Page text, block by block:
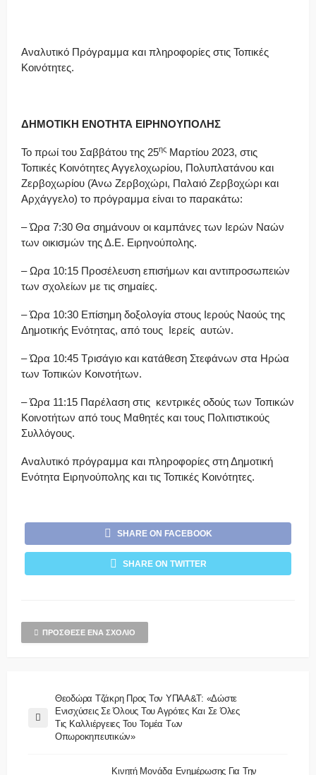
Αναλυτικό Πρόγραμμα και πληροφορίες στις Τοπικές
Κοινότητες.
ΔΗΜΟΤΙΚΗ ΕΝΟΤΗΤΑ ΕΙΡΗΝΟΥΠΟΛΗΣ
Το πρωί του Σαββάτου της 25ης Μαρτίου 2023, στις
Τοπικές Κοινότητες Αγγελοχωρίου, Πολυπλατάνου και
Ζερβοχωρίου (Άνω Ζερβοχώρι, Παλαιό Ζερβοχώρι και
Αρχάγγελο) το πρόγραμμα είναι το παρακάτω:
– Ώρα 7:30 Θα σημάνουν οι καμπάνες των Ιερών Ναών
των οικισμών της Δ.Ε. Ειρηνούπολης.
– Ωρα 10:15 Προσέλευση επισήμων και αντιπροσωπειών
των σχολείων με τις σημαίες.
– Ώρα 10:30 Επίσημη δοξολογία στους Ιερούς Ναούς της
Δημοτικής Ενότητας, από τους Ιερείς αυτών.
– Ώρα 10:45 Τρισάγιο και κατάθεση Στεφάνων στα Ηρώα
των Τοπικών Κοινοτήτων.
– Ώρα 11:15 Παρέλαση στις κεντρικές οδούς των Τοπικών
Κοινοτήτων από τους Μαθητές και τους Πολιτιστικούς
Συλλόγους.
Αναλυτικό πρόγραμμα και πληροφορίες στη Δημοτική
Ενότητα Ειρηνούπολης και τις Τοπικές Κοινότητες.
SHARE ON FACEBOOK
SHARE ON TWITTER
ΠΡΌΣΘΕΣΕ ΈΝΑ ΣΧΌΛΙΟ
Θεοδώρα Τζάκρη Προς Τον ΥΠΑΑ&Τ: «Δώστε
Ενισχύσεις Σε Όλους Του Αγρότες Και Σε Όλες
Τις Καλλιέργειες Του Τομέα Των
Οπωροκηπευτικών»
Κινητή Μονάδα Ενημέρωσης Για Την